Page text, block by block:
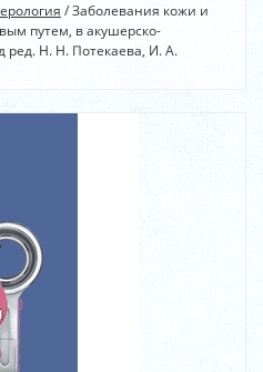
/Заболевания кожи и
путем, в акушерско-
ред. Н. Н. Потекаева, И. А.